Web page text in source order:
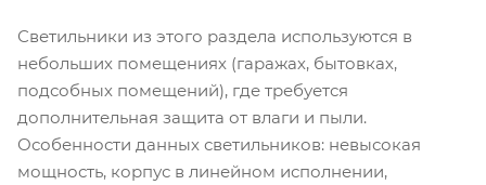
Светильники из этого раздела используются в
небольших помещениях (гаражах, бытовках,
подсобных помещений), где требуется
дополнительная защита от влаги и пыли.
Особенности данных светильников: невысокая
мощность, корпус в линейном исполнении,